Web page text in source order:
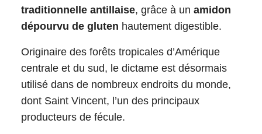
traditionnelle antillaise, grâce à un amidon
dépourvu de gluten hautement digestible.​
Originaire des forêts tropicales d’Amérique
centrale et du sud, le dictame est désormais
utilisé dans de nombreux endroits du monde,
dont Saint Vincent, l’un des principaux
producteurs de fécule.